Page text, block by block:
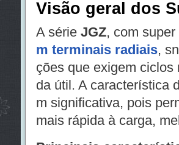
Visão geral dos
A série JGZ, com
m terminais radiais,
ções que exigem
da útil. A característica
m significativa, pois
mais rápida à carga,